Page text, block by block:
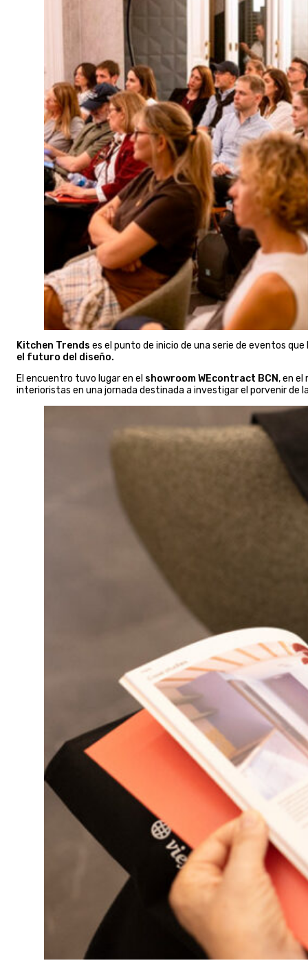
Kitchen Trends es el punto de inicio de una serie de eventos
el futuro del diseño.
El encuentro tuvo lugar en el showroomWEcontract BCN, en el
interioristas en una jornada destinada a investigar el porvenir de